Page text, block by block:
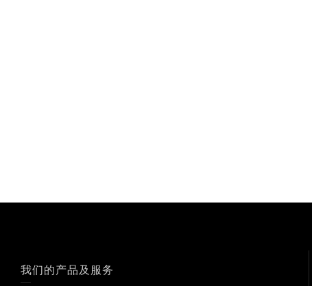
我们的产品及服务